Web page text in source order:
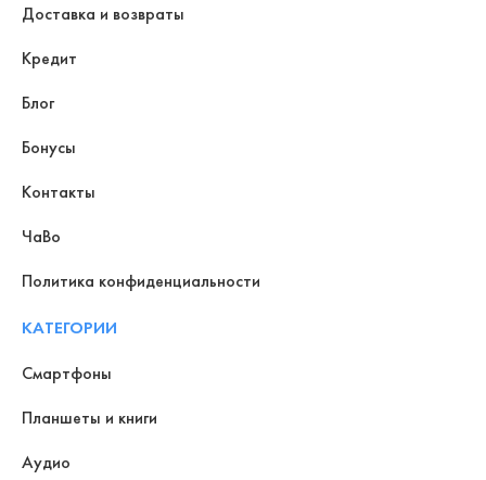
Доставка и возвраты
Кредит
Блог
Бонусы
Контакты
ЧаВо
Политика конфиденциальности
КАТЕГОРИИ
Смартфоны
Планшеты и книги
Аудио